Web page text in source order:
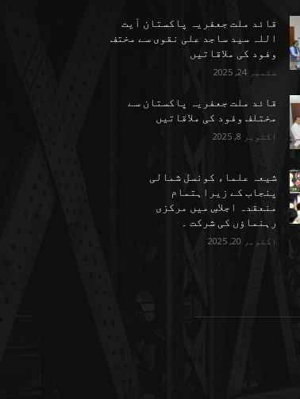
قائد ملت جعفریہ پاکستان آیت
اللہ سید ساجد علی نقوی سے مختف
وفود کی ملاقاتیں
ستمبر 24, 2025
قائد ملت جعفریہ پاکستان سے
مختلف وفود کی ملاقاتیں
اکتوبر 8, 2025
شیعہ علماء کونسل شمالی
پنجاب کے زیراہتمام
منعقدہ اجلاسِ میں مرکزی
رہنماؤں کی شرکت ۔
اکتوبر 20, 2025